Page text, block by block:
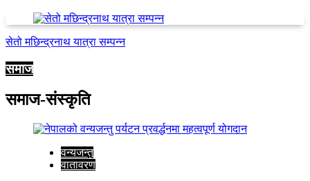
सेतो मछिन्द्रनाथ यात्रा सम्पन्न
समाज
समाज-संस्कृति
वन्यजन्तु
वातावरण